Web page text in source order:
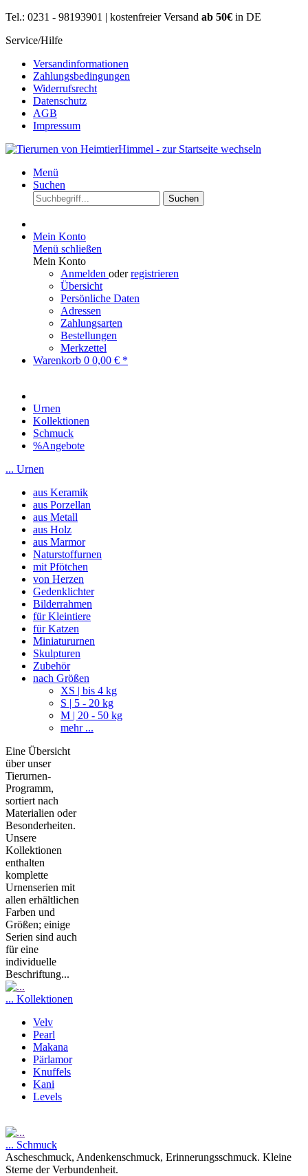
Tel.: 0231 - 98193901 | kostenfreier Versand ab 50€ in DE
Service/Hilfe
Versandinformationen
Zahlungsbedingungen
Widerrufsrecht
Datenschutz
AGB
Impressum
Menü
Suchen
Suchen
Mein Konto
Menü schließen
Mein Konto
Anmelden oderregistrieren
Übersicht
Persönliche Daten
Adressen
Zahlungsarten
Bestellungen
Merkzettel
Warenkorb 0 0,00 € *
Urnen
Kollektionen
Schmuck
%Angebote
... Urnen
aus Keramik
aus Porzellan
aus Metall
aus Holz
aus Marmor
Naturstoffurnen
mit Pfötchen
von Herzen
Gedenklichter
Bilderrahmen
für Kleintiere
für Katzen
Miniatururnen
Skulpturen
Zubehör
nach Größen
XS | bis 4 kg
S | 5 - 20 kg
M | 20 - 50 kg
mehr ...
Eine Übersicht
über unser
Tierurnen-
Programm,
sortiert nach
Materialien oder
Besonderheiten.
Unsere
Kollektionen
enthalten
komplette
Urnenserien mit
allen erhältlichen
Farben und
Größen; einige
Serien sind auch
für eine
individuelle
Beschriftung...
... Kollektionen
Velv
Pearl
Makana
Pärlamor
Knuffels
Kani
Levels
... Schmuck
Ascheschmuck, Andenkenschmuck, Erinnerungsschmuck. Kleine
Sterne der Verbundenheit.